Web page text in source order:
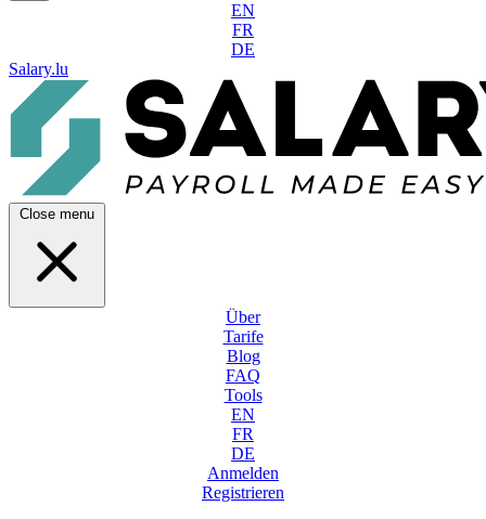
EN
FR
DE
Salary.lu
Close menu
Über
Tarife
Blog
FAQ
Tools
EN
FR
DE
Anmelden
Registrieren